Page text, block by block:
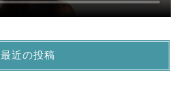
最近の投稿